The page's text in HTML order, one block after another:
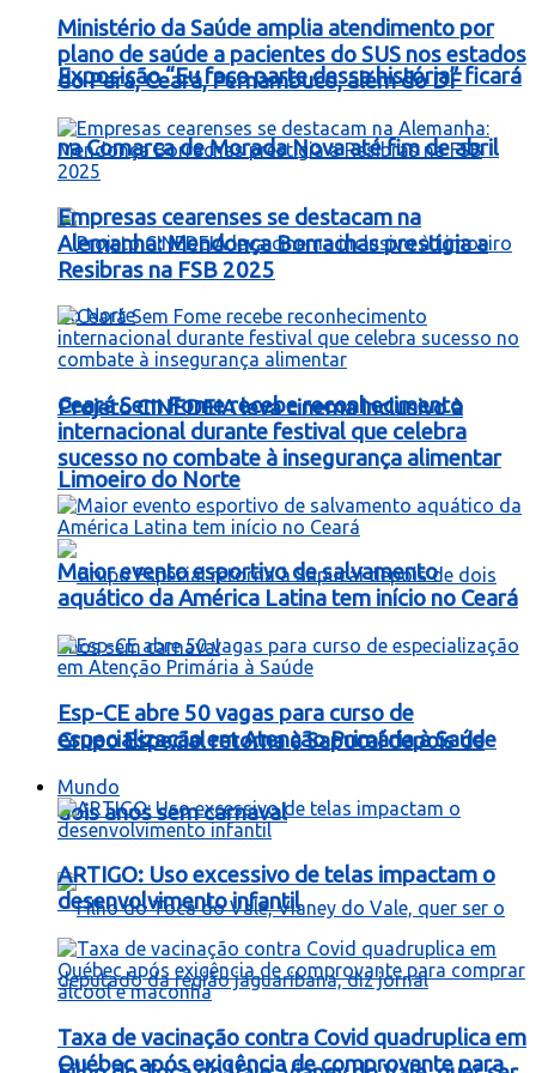
Exposição “Eu faço parte dessa história” ficará
na Comarca de Morada Nova até fim de abril
Projeto CINEDEIA leva cinema inclusivo à
Limoeiro do Norte
Grupo Especial retorna à Sapucaí depois de
dois anos sem carnaval
Ministério da Saúde amplia atendimento por
plano de saúde a pacientes do SUS nos estados
do Pará, Ceará, Pernambuco, além do DF
Empresas cearenses se destacam na
Alemanha: Mendonça Borrachas prestigia a
Resibras na FSB 2025
Ceará Sem Fome recebe reconhecimento
internacional durante festival que celebra
sucesso no combate à insegurança alimentar
Maior evento esportivo de salvamento
aquático da América Latina tem início no Ceará
Esp-CE abre 50 vagas para curso de
especialização em Atenção Primária à Saúde
Mundo
ARTIGO: Uso excessivo de telas impactam o
desenvolvimento infantil
Taxa de vacinação contra Covid quadruplica em
Québec após exigência de comprovante para